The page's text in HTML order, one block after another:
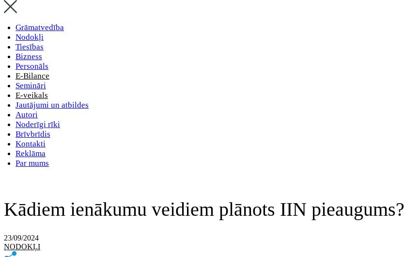
Grāmatvedība
Nodokļi
Tiesības
Bizness
Personāls
E-Bilance
Semināri
E-veikals
Jautājumi un atbildes
Autori
Noderīgi rīki
Brīvbrīdis
Kontakti
Reklāma
Par mums
Kādiem ienākumu veidiem plānots IIN pieaugums?
23/09/2024
NODOKĻI